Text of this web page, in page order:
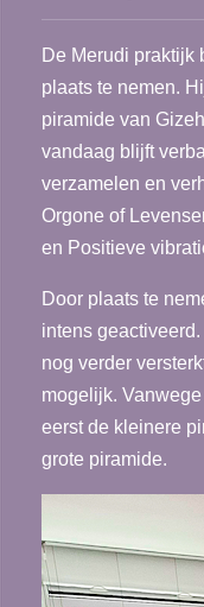
De Merudi praktijk
plaats te nemen.
piramide van
vandaag blijft
verzamelen en
Orgone of
en Positieve
Door plaats te
intens
nog verder
mogelijk.
eerst de kleinere
grote piramide.